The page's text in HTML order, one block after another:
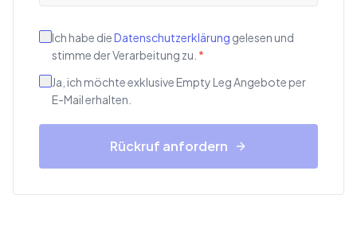
Ich habe dieDatenschutzerklärung gelesen und
stimme der Verarbeitung zu. *
Ja, ich möchte exklusive Empty Leg Angebote per
E-Mail erhalten.
Rückruf anfordern